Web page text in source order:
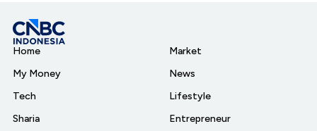
Home
My Money
Tech
Sharia
Market
News
Lifestyle
Entrepreneur